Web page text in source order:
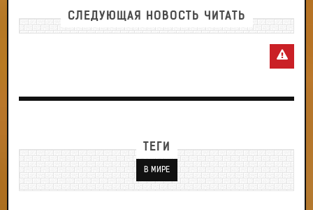
СЛЕДУЮЩАЯ НОВОСТЬ ЧИТАТЬ
ТЕГИ
В МИРЕ